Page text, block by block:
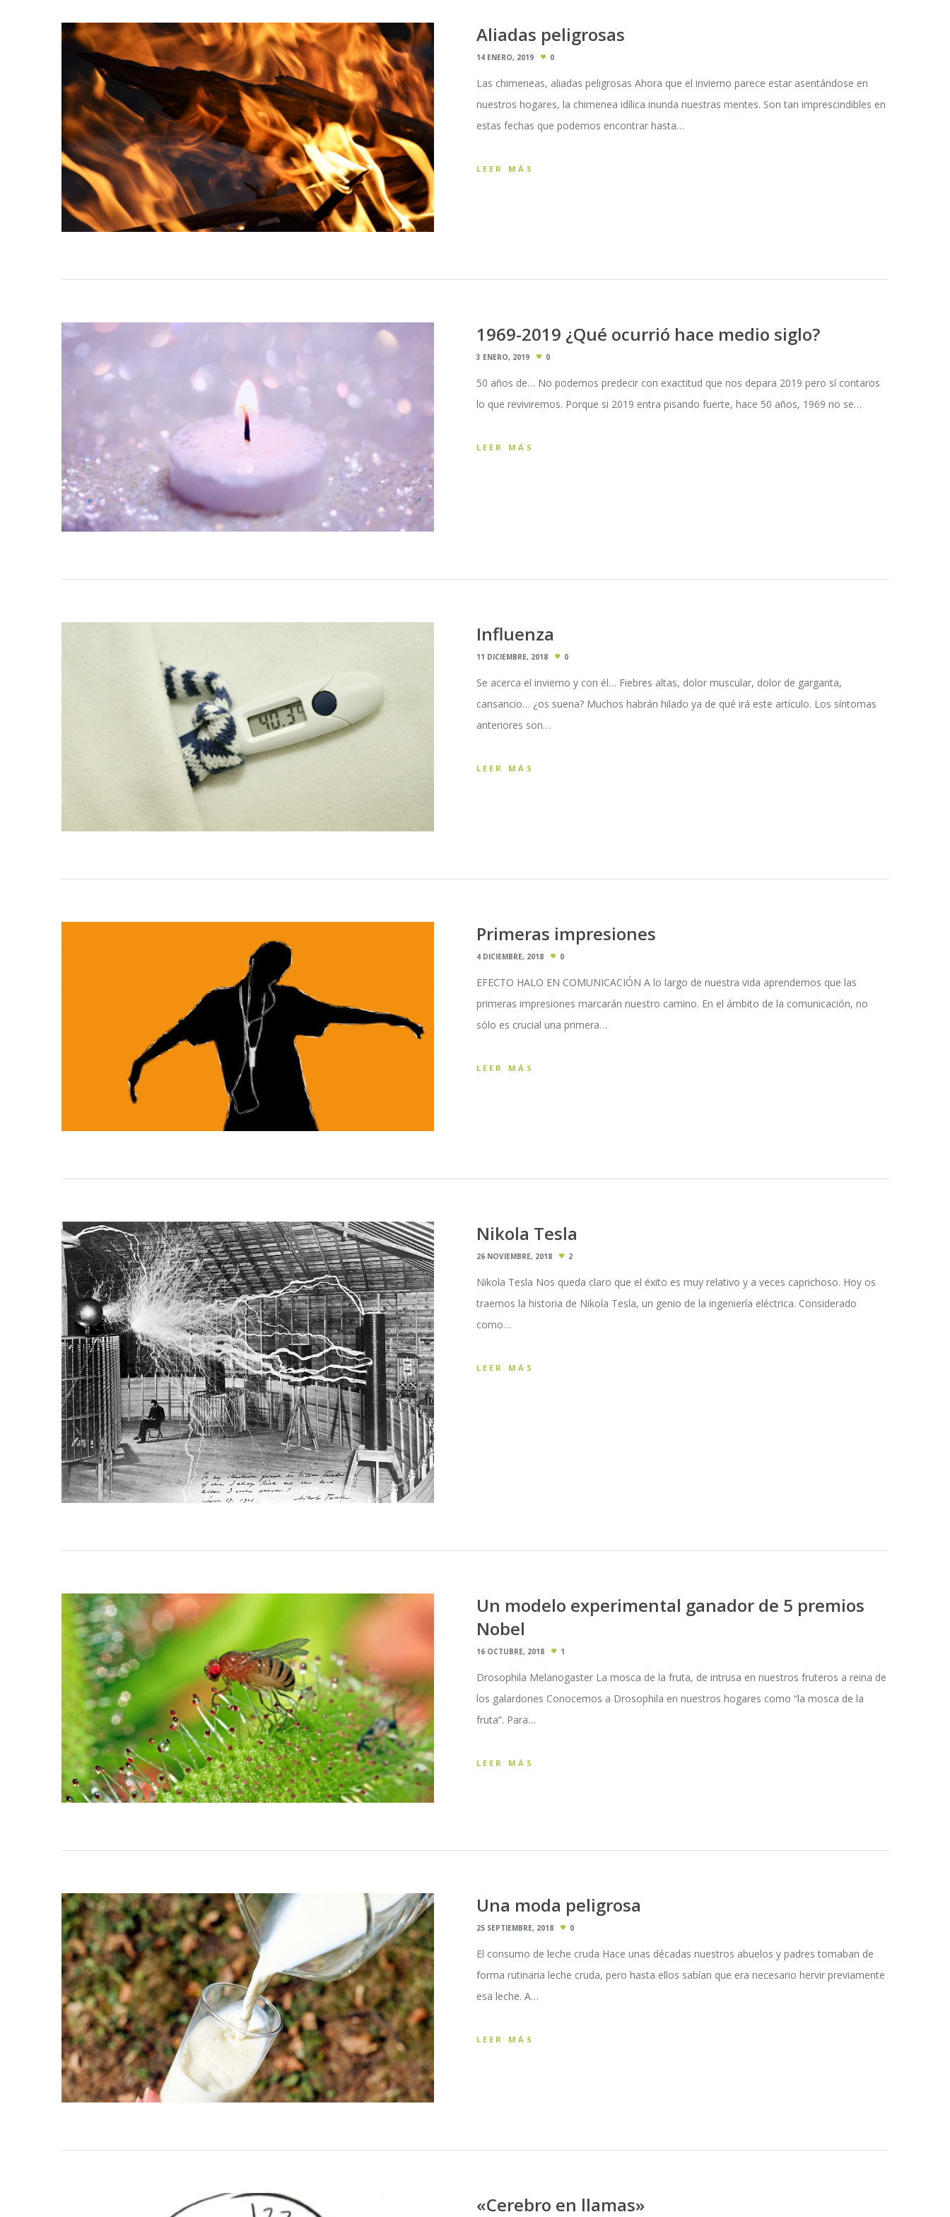
Aliadas peligrosas
14 ENERO, 2019 0
Las chimeneas, aliadas peligrosas Ahora que el invierno parece estar asentándose en
nuestros hogares, la chimenea idílica inunda nuestras mentes. Son tan imprescindibles en
estas fechas que podemos encontrar hasta…
LEER MÁS
1969-2019 ¿Qué ocurrió hace medio siglo?
3 ENERO, 2019 0
50 años de… No podemos predecir con exactitud que nos depara 2019 pero sí contaros
lo que reviviremos. Porque si 2019 entra pisando fuerte, hace 50 años, 1969 no se…
LEER MÁS
Influenza
11 DICIEMBRE, 2018 0
Se acerca el invierno y con él… Fiebres altas, dolor muscular, dolor de garganta,
cansancio… ¿os suena? Muchos habrán hilado ya de qué irá este artículo. Los síntomas
anteriores son…
LEER MÁS
Primeras impresiones
4 DICIEMBRE, 2018 0
EFECTO HALO EN COMUNICACIÓN A lo largo de nuestra vida aprendemos que las
primeras impresiones marcarán nuestro camino. En el ámbito de la comunicación, no
sólo es crucial una primera…
LEER MÁS
Nikola Tesla
26 NOVIEMBRE, 2018 2
Nikola Tesla Nos queda claro que el éxito es muy relativo y a veces caprichoso. Hoy os
traemos la historia de Nikola Tesla, un genio de la ingeniería eléctrica. Considerado
como…
LEER MÁS
Un modelo experimental ganador de 5 premios
Nobel
16 OCTUBRE, 2018 1
Drosophila Melanogaster La mosca de la fruta, de intrusa en nuestros fruteros a reina de
los galardones Conocemos a Drosophila en nuestros hogares como “la mosca de la
fruta”. Para…
LEER MÁS
Una moda peligrosa
25 SEPTIEMBRE, 2018 0
El consumo de leche cruda Hace unas décadas nuestros abuelos y padres tomaban de
forma rutinaria leche cruda, pero hasta ellos sabían que era necesario hervir previamente
esa leche. A…
LEER MÁS
«Cerebro en llamas»